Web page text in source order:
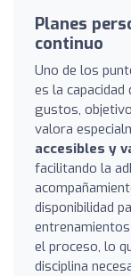
Planes
continuo
Uno de los
es la
gustos,
valora
accesibles y
facilitando la
disponibilidad
el proceso, lo
disciplina